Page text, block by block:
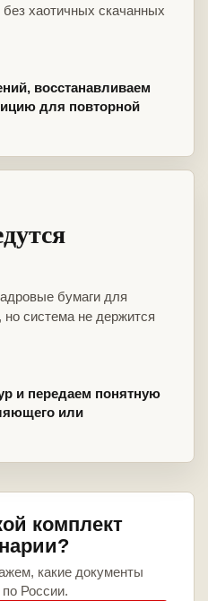
хаотичных скачанных
восстанавливаем
для повторной
бумаги для
но система не держится
и передаем понятную
или
комплект
какие документы
России.